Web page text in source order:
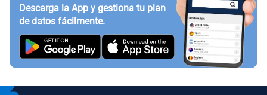
Descarga la App y gestiona tu plan
de datos fácilmente.